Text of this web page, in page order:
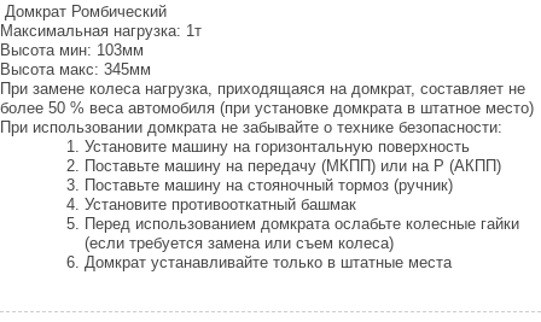
Домкрат Ромбический
Максимальная нагрузка: 1т
Высота мин: 103мм
Высота макс: 345мм
При замене колеса нагрузка, приходящаяся на домкрат, составляет не
более 50 % веса автомобиля (при установке домкрата в штатное место)
При использовании домкрата не забывайте о технике безопасности:
Установите машину на горизонтальную поверхность
Поставьте машину на передачу (МКПП) или на Р (АКПП)
Поставьте машину на стояночный тормоз (ручник)
Установите противооткатный башмак
Перед использованием домкрата ослабьте колесные гайки
(если требуется замена или съем колеса)
Домкрат устанавливайте только в штатные места